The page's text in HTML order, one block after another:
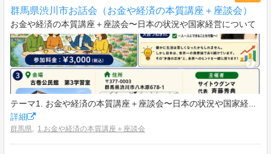
群馬県渋川市お話会（お金や経済の本質講座＋座談会）
お金や経済の本質講座＋座談会〜日本の状況や国家経営について
テーマ1. お金や経済の本質講座＋座談会〜日本の状況や国家経...
詳細
群馬県, 1.お金や経済の本質講座＋座談会